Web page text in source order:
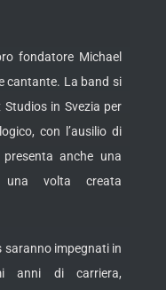
fondatore Michael
cantante. La band si
in Svezia per
con l’ausilio di
anche una
una volta creata
saranno impegnati in
anni di carriera,